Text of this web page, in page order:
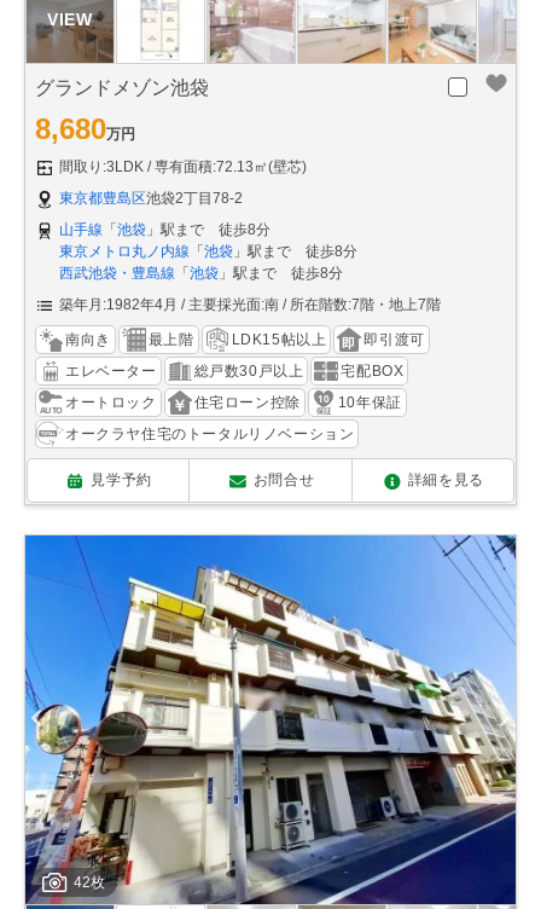
グランドメゾン池袋
8,680万円
間取り:3LDK
専有面積:72.13㎡(壁芯)
東京都豊島区池袋2丁目78-2
山手線 「 池袋 」駅まで 徒歩8分
東京メトロ丸ノ内線 「 池袋 」駅まで 徒歩8分
西武池袋・豊島線 「 池袋 」駅まで 徒歩8分
築年月:1982年4月
主要採光面:南 所在階数:7階・地上7階
南向き 最上階 LDK15帖以上
即引渡可
エレベーター
総戸数30戸以上
宅配BOX
オートロック
住宅ローン控除
10年保証
オークラヤ住宅のトータルリノベーション
見学予約 お問合せ 詳細を見る
42枚